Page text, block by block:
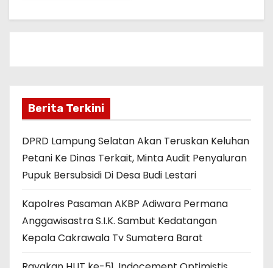
Berita Terkini
DPRD Lampung Selatan Akan Teruskan Keluhan
Petani Ke Dinas Terkait, Minta Audit Penyaluran
Pupuk Bersubsidi Di Desa Budi Lestari
Kapolres Pasaman AKBP Adiwara Permana
Anggawisastra S.I.K. Sambut Kedatangan
Kepala Cakrawala Tv Sumatera Barat